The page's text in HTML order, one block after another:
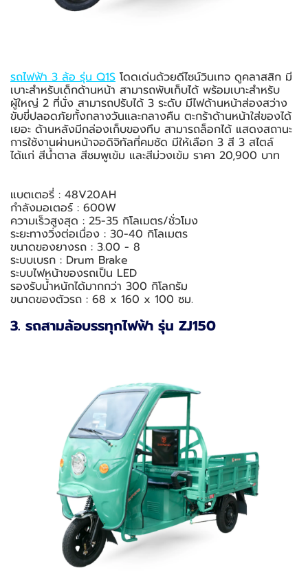
รถไฟฟ้า 3 ล้อ รุ่น Q1S โดดเด่นด้วยดีไซน์วินเทจ ดูคลาสสิก มี
เบาะสำหรับเด็กด้านหน้า สามารถพับเก็บได้ พร้อมเบาะสำหรับ
ผู้ใหญ่ 2 ที่นั่ง สามารถปรับได้ 3 ระดับ มีไฟด้านหน้าส่องสว่าง
ขับขี่ปลอดภัยทั้งกลางวันและกลางคืน ตะกร้าด้านหน้าใส่ของได้
เยอะ ด้านหลังมีกล่องเก็บของทึบ สามารถล็อกได้ แสดงสถานะ
การใช้งานผ่านหน้าจอดิจิทัลที่คมชัด มีให้เลือก 3 สี 3 สไตล์
ได้แก่ สีน้ำตาล สีชมพูเข้ม และสีม่วงเข้ม ราคา 20,900 บาท
แบตเตอรี่ : 48V20AH
กำลังมอเตอร์ : 600W
ความเร็วสูงสุด : 25-35 กิโลเมตร/ชั่วโมง
ระยะทางวิ่งต่อเนื่อง : 30-40 กิโลเมตร
ขนาดของยางรถ : 3.00 - 8
ระบบเบรก : Drum Brake
ระบบไฟหน้าของรถเป็น LED
รองรับน้ำหนักได้มากกว่า 300 กิโลกรัม
ขนาดของตัวรถ : 68 x 160 x 100 ซม.
3. รถสามล้อบรรทุกไฟฟ้า รุ่น ZJ150